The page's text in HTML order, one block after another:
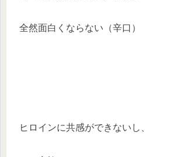
全然面白くならない（辛口）
ヒロインに共感ができないし、